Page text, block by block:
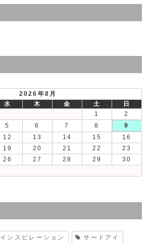
2026年8月
水 木 金 土
日
1
2
5 6 7 8
9
12 13 14 15
16
19 20 21 22
23
26 27 28 29
30
インスピレーション サードアイ